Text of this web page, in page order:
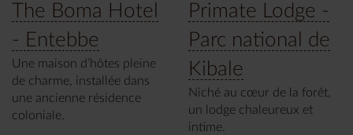
The Boma Hotel
- Entebbe
Une maison d’hôtes pleine
de charme, installée dans
une ancienne résidence
coloniale.
Primate Lodge -
Parc national de
Kibale
Niché au cœur de la forêt,
un lodge chaleureux et
intime.